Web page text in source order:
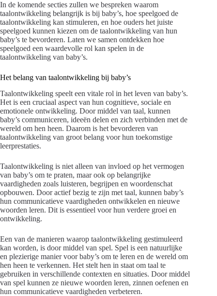
In de komende secties zullen we bespreken waarom
taalontwikkeling belangrijk is bij baby’s, hoe speelgoed de
taalontwikkeling kan stimuleren, en hoe ouders het juiste
speelgoed kunnen kiezen om de taalontwikkeling van hun
baby’s te bevorderen. Laten we samen ontdekken hoe
speelgoed een waardevolle rol kan spelen in de
taalontwikkeling van baby’s.
Het belang van taalontwikkeling bij baby’s
Taalontwikkeling speelt een vitale rol in het leven van baby’s.
Het is een cruciaal aspect van hun cognitieve, sociale en
emotionele ontwikkeling. Door middel van taal, kunnen
baby’s communiceren, ideeën delen en zich verbinden met de
wereld om hen heen. Daarom is het bevorderen van
taalontwikkeling van groot belang voor hun toekomstige
leerprestaties.
Taalontwikkeling is niet alleen van invloed op het vermogen
van baby’s om te praten, maar ook op belangrijke
vaardigheden zoals luisteren, begrijpen en woordenschat
opbouwen. Door actief bezig te zijn met taal, kunnen baby’s
hun communicatieve vaardigheden ontwikkelen en nieuwe
woorden leren. Dit is essentieel voor hun verdere groei en
ontwikkeling.
Een van de manieren waarop taalontwikkeling gestimuleerd
kan worden, is door middel van spel. Spel is een natuurlijke
en plezierige manier voor baby’s om te leren en de wereld om
hen heen te verkennen. Het stelt hen in staat om taal te
gebruiken in verschillende contexten en situaties. Door middel
van spel kunnen ze nieuwe woorden leren, zinnen oefenen en
hun communicatieve vaardigheden verbeteren.